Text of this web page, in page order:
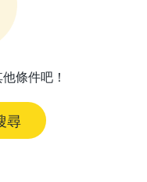
條件吧！
尋